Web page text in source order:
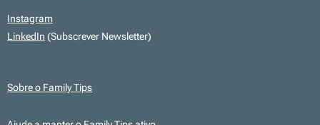
Instagram
LinkedIn (Subscrever Newsletter)
Sobre o Family Tips